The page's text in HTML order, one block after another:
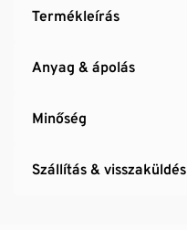
Termékleírás
Anyag & ápolás
Minőség
Szállítás & visszaküldés